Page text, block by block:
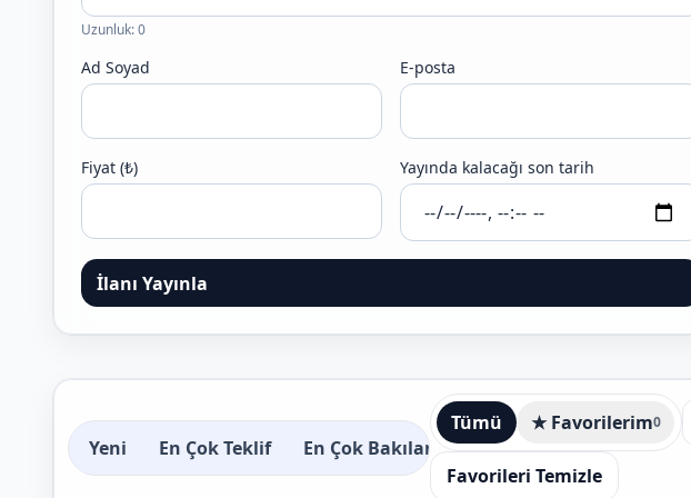
Uzunluk: 0
Ad Soyad E-posta
Fiyat (₺) Yayında kalacağı son tarih
İlanı Yayınla
Yeni En Çok Teklif En Çok Bakılan Bitişe Yakın
Tümü ★ Favorilerim0
Favorileri Temizle